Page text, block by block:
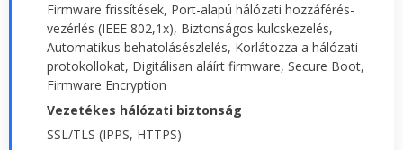
Firmware frissítések, Port-alapú hálózati hozzáférés-
vezérlés (IEEE 802,1x), Biztonságos kulcskezelés,
Automatikus behatolásészlelés, Korlátozza a hálózati
protokollokat, Digitálisan aláírt firmware, Secure Boot,
Firmware Encryption
Vezetékes hálózati biztonság
SSL/TLS (IPPS, HTTPS)